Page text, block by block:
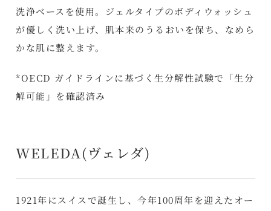
洗浄ベースを使用。ジェルタイプのボディウォッシュ
が優しく洗い上げ、肌本来のうるおいを保ち、なめら
かな肌に整えます。
*OECD ガイドラインに基づく生分解性試験で「生分
解可能」を確認済み
WELEDA(ヴェレダ)
1921年にスイスで誕生し、今年100周年を迎えたオー